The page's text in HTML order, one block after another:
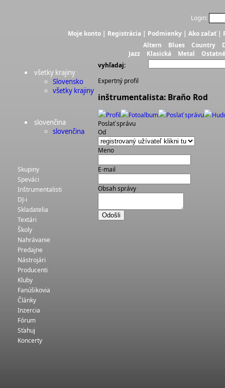
Login:
Moje konto | Registrácia | Podmienky | Ako začať|
Altern
Blues Country
Jazz
Klasická Metal
Ostatné
vyhľadaj:
všetky krajiny
Slovensko
všetky krajiny
slovenčina
slovenčina
Skupiny
Speváci
Inštrumentalisti
DJ-i
Skladatelia
Textári
Školy
Nahrávanie
Predajne
Nástrojári
Producenti
Kluby
Fanúšikovia
Články
Inzercia
Fórum
Sťahuj
Koncerty
Expertný profil
inštrumentalista: Braňo Rod
Profil Fotoalbum Poslať správu
Poslať správu
Od
Meno
E-mail
Obsah správy